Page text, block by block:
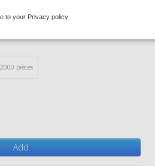
2000 pièces
Add
to your Privacy policy